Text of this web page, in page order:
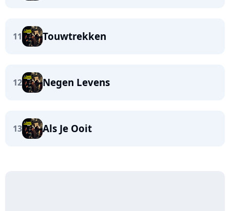
11 Touwtrekken
12 Negen Levens
13 Als Je Ooit